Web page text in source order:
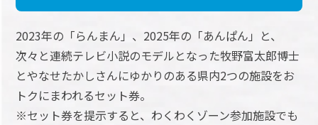
2023年の「らんまん」、2025年の「あんぱん」と、
次々と連続テレビ小説のモデルとなった牧野富太郎博士
とやなせたかしさんにゆかりのある県内2つの施設をお
トクにまわれるセット券。
※セット券を提示すると、わくわくゾーン参加施設でも